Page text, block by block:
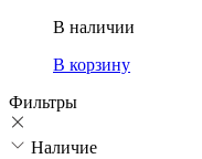
В наличии
В корзину
Фильтры
Наличие